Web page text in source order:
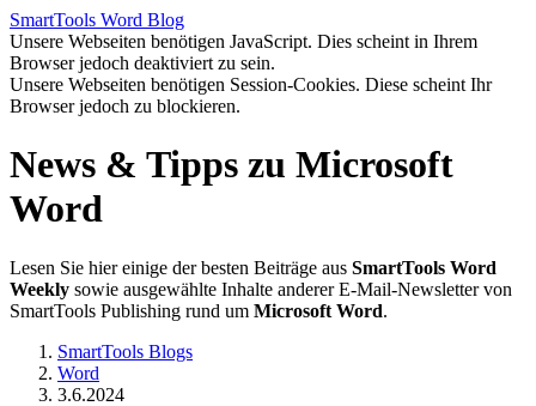
SmartTools Word Blog
Unsere Webseiten benötigen JavaScript. Dies scheint in Ihrem
Browser jedoch deaktiviert zu sein.
Unsere Webseiten benötigen Session-Cookies. Diese scheint Ihr
Browser jedoch zu blockieren.
News & Tipps zu Microsoft
Word
Lesen Sie hier einige der besten Beiträge aus SmartTools Word
Weekly sowie ausgewählte Inhalte anderer E-Mail-Newsletter von
SmartTools Publishing rund um Microsoft Word.
SmartTools Blogs
Word
3.6.2024